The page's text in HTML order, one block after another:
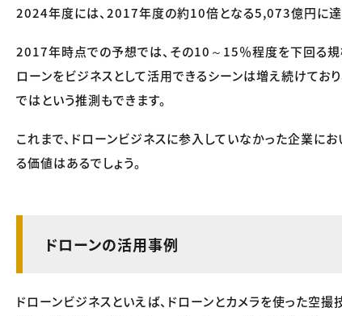
2024年度には、2017年度の約10倍となる5,073億円に達
2017年時点での予想では、その10～15％程度を下回る規
ローンをビジネスとして活用できるシーンは増え続けてお
ではという推測もできます。
これまで、ドローンビジネスに参入していなかった企業に
る価値はあるでしょう。
ドローンの活用事例
ドローンビジネスといえば、ドローンとカメラを使った空撮